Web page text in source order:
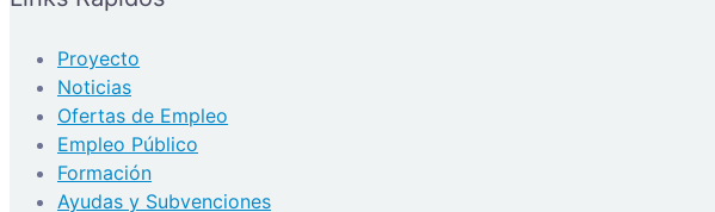
Proyecto
Noticias
Ofertas de Empleo
Empleo Público
Formación
Ayudas y Subvenciones